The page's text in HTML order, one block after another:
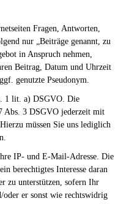
Fragen, Antworten,
nur „Beiträge genannt, zu
in Anspruch nehmen,
Beitrag, Datum und Uhrzeit
genutzte Pseudonym.
1 lit. a) DSGVO. Die
Abs. 3 DSGVO jederzeit mit
müssen Sie uns lediglich
IP- und E-Mail-Adresse. Die
berechtigtes Interesse daran
zu unterstützen, sofern Ihr
er sonst wie rechtswidrig